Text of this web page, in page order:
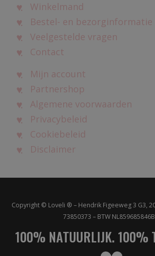
Winkelmand
Bestel- en bezorginformatie
Veelgestelde vragen
Contact
Mijn account
Partnershop
Algemene voorwaarden
Privacybeleid
Cookiebeleid
Disclaimer
Copyright © Loveli ® – Hendrik Figeeweg 3 G3,
73850373 – BTW
100% NATUURLIJK. 100%